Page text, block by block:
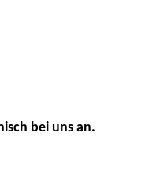
bei uns an.